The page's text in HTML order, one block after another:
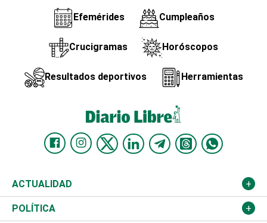
Efemérides Cumpleaños
Crucigramas Horóscopos
Resultados deportivos Herramientas
ACTUALIDAD
Nacional
POLÍTICA